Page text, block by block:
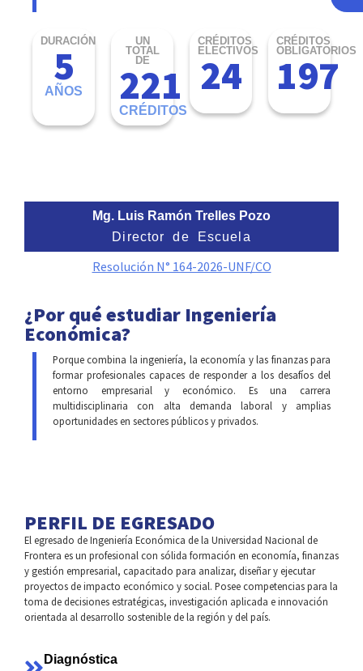
DURACIÓN
5
AÑOS
UN
TOTAL
DE
221
CRÉDITOS
CRÉDITOS
ELECTIVOS
24
CRÉDITOS
OBLIGATORIOS
197
Mg. Luis Ramón Trelles Pozo
Director de Escuela
Resolución N° 164-2026-UNF/CO
¿Por qué estudiar Ingeniería
Económica?
Porque combina la ingeniería, la economía y las finanzas para
formar profesionales capaces de responder a los desafíos del
entorno empresarial y económico. Es una carrera
multidisciplinaria con alta demanda laboral y amplias
oportunidades en sectores públicos y privados.
PERFIL DE EGRESADO
El egresado de Ingeniería Económica de la Universidad Nacional de
Frontera es un profesional con sólida formación en economía, finanzas
y gestión empresarial, capacitado para analizar, diseñar y ejecutar
proyectos de impacto económico y social. Posee competencias para la
toma de decisiones estratégicas, investigación aplicada e innovación
orientada al desarrollo sostenible de la región y del país.
Diagnóstica